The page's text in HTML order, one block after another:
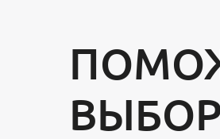
ВЫБОР